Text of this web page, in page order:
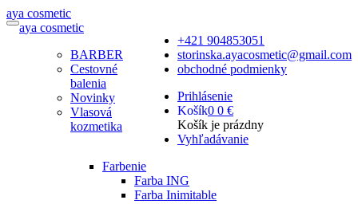
aya cosmetic
+421 904853051
storinska.ayacosmetic@gmail.com
obchodné podmienky
Prihlásenie
Košík0 0 €
Košík je prázdny
Vyhľadávanie
aya cosmetic
BARBER
Cestovné
balenia
Novinky
Vlasová
kozmetika
Farbenie
Farba ING
Farba Inimitable